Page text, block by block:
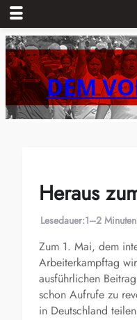
Zum
Inhalt
springenDEM
Heraus
Lesedauer:1–2 Minuten
Zum 1. Mai, dem
Arbeiterkampftag
ausführlichen
schon Aufrufe zu
in Deutschland